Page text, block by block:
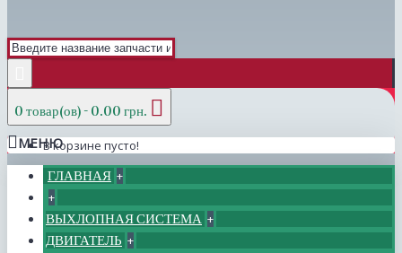
0 товар(ов) - 0.00 грн.
В корзине пусто!
МЕНЮ
ГЛАВНАЯ +
+
ВЫХЛОПНАЯ СИСТЕМА +
ДВИГАТЕЛЬ +